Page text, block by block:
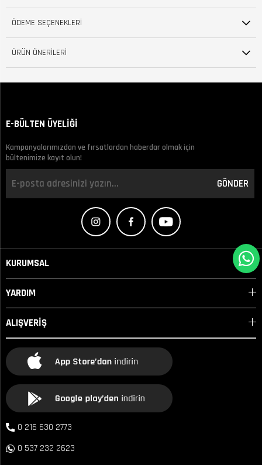
ÖDEME SEÇENEKLERI
ÜRÜN ÖNERILERI
E-BÜLTEN ÜYELİĞİ
Kampanyalarımızdan ve fırsatlardan haberdar olmak için
bültenimize kayıt olun!
GÖNDER
KURUMSAL
YARDIM
ALIŞVERİŞ
0 216 630 2773
0 537 232 2623